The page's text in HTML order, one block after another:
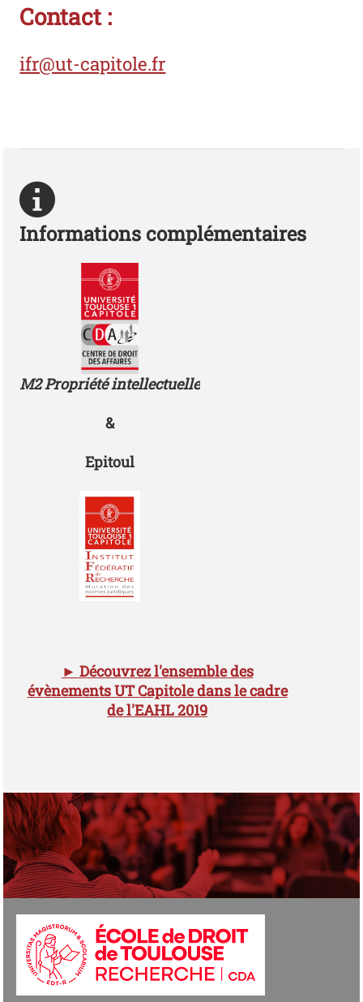
Contact :
ifr@ut-capitole.fr
Informations complémentaires
Photo
M2 Propriété intellectuelle
&
Epitoul
► Découvrez l'ensemble des
évènements UT Capitole dans le cadre
de l'EAHL 2019